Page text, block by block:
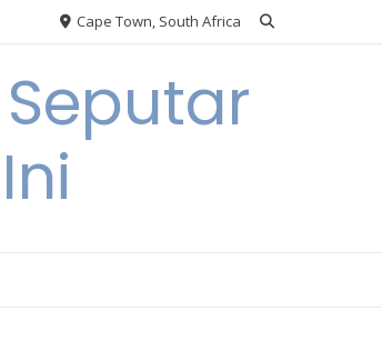
Cape Town, South Africa
Seputar